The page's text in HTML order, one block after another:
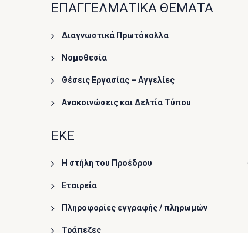
ΕΠΑΓΓΕΛΜΑΤΙΚΑ ΘΕΜΑΤΑ
Διαγνωστικά Πρωτόκολλα
Νομοθεσία
Θέσεις Εργασίας – Αγγελίες
Ανακοινώσεις και Δελτία Τύπου
ΕΚΕ
Η στήλη του Προέδρου
Εταιρεία
Πληροφορίες εγγραφής / πληρωμών
Τράπεζες